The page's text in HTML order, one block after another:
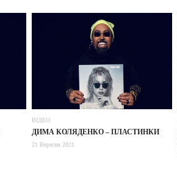
ВІДЕО
ДИМА КОЛЯДЕНКО – ПЛАСТИНКИ
21 Вересня 2021